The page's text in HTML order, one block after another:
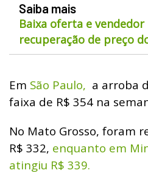
Saiba mais
Baixa oferta e
recuperação de preço
Em São Paulo, a arroba
faixa de R$ 354 na
No Mato Grosso, foram
R$ 332, enquanto em
atingiu R$ 339.